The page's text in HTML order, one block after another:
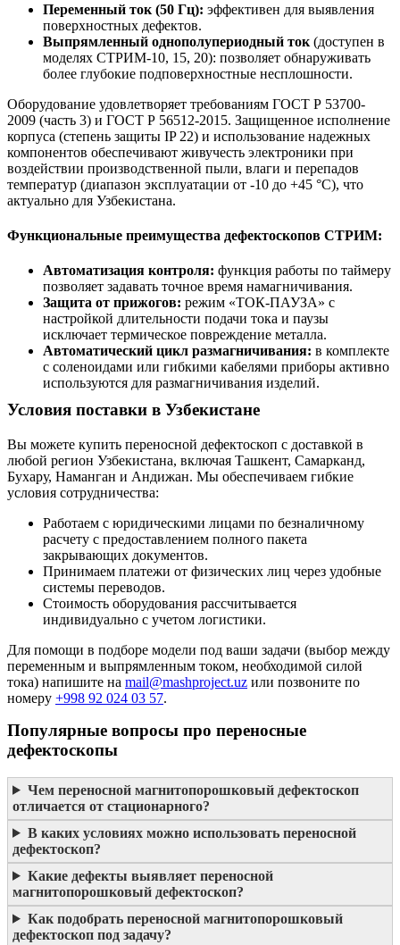
Переменный ток (50 Гц): эффективен для выявления
поверхностных дефектов.
Выпрямленный однополупериодный ток (доступен в
моделях СТРИМ-10, 15, 20): позволяет обнаруживать
более глубокие подповерхностные несплошности.
Оборудование удовлетворяет требованиям ГОСТ Р 53700-
2009 (часть 3) и ГОСТ Р 56512-2015. Защищенное исполнение
корпуса (степень защиты IP 22) и использование надежных
компонентов обеспечивают живучесть электроники при
воздействии производственной пыли, влаги и перепадов
температур (диапазон эксплуатации от -10 до +45 °С), что
актуально для Узбекистана.
Функциональные преимущества дефектоскопов СТРИМ:
Автоматизация контроля: функция работы по таймеру
позволяет задавать точное время намагничивания.
Защита от прижогов: режим «ТОК-ПАУЗА» с
настройкой длительности подачи тока и паузы
исключает термическое повреждение металла.
Автоматический цикл размагничивания: в комплекте
с соленоидами или гибкими кабелями приборы активно
используются для размагничивания изделий.
Условия поставки в Узбекистане
Вы можете купить переносной дефектоскоп с доставкой в
любой регион Узбекистана, включая Ташкент, Самарканд,
Бухару, Наманган и Андижан. Мы обеспечиваем гибкие
условия сотрудничества:
Работаем с юридическими лицами по безналичному
расчету с предоставлением полного пакета
закрывающих документов.
Принимаем платежи от физических лиц через удобные
системы переводов.
Стоимость оборудования рассчитывается
индивидуально с учетом логистики.
Для помощи в подборе модели под ваши задачи (выбор между
переменным и выпрямленным током, необходимой силой
тока) напишите на mail@mashproject.uz или позвоните по
номеру +998 92 024 03 57.
Популярные вопросы про переносные
дефектоскопы
Чем переносной магнитопорошковый дефектоскоп
отличается от стационарного?
В каких условиях можно использовать переносной
дефектоскоп?
Какие дефекты выявляет переносной
магнитопорошковый дефектоскоп?
Как подобрать переносной магнитопорошковый
дефектоскоп под задачу?